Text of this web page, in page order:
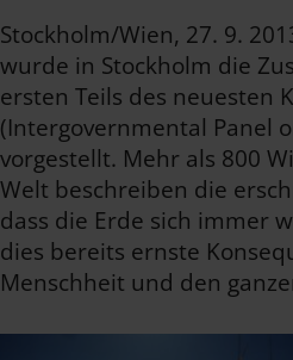
Stockholm/Wien, 27. 9.
wurde in Stockholm die
ersten Teils des neuesten
(Intergovernmental Panel
vorgestellt. Mehr als 800
Welt beschreiben die
dass die Erde sich immer
dies bereits ernste
Menschheit und den